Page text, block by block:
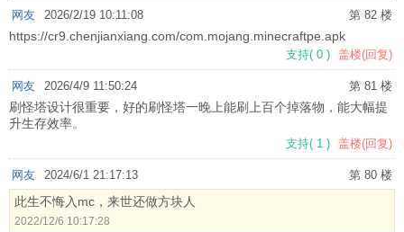
第 82 楼
网友 2026/2/19 10:11:08
https://cr9.chenjianxiang.com/com.mojang.minecraftpe.apk
支持( 0 ) 盖楼(回复)
第 81 楼
网友 2026/4/9 11:50:24
刷怪塔设计很重要，好的刷怪塔一晚上能刷上百个掉落物，能大幅提
升生存效率。
支持( 1 ) 盖楼(回复)
第 80 楼
网友 2024/6/1 21:17:13
此生不悔入mc，来世还做方块人
2022/12/6 10:17:28